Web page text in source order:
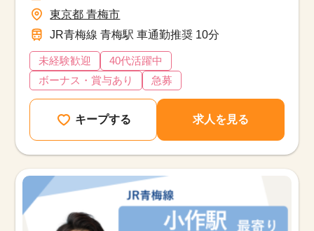
東京都 青梅市
JR青梅線 青梅駅 車通勤推奨 10分
未経験歓迎
40代活躍中
ボーナス・賞与あり
急募
キープする 求人を見る